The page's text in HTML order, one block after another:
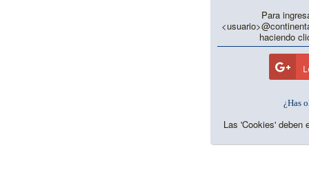
Para
haciendo
¿Has
Las 'Cookies' deben